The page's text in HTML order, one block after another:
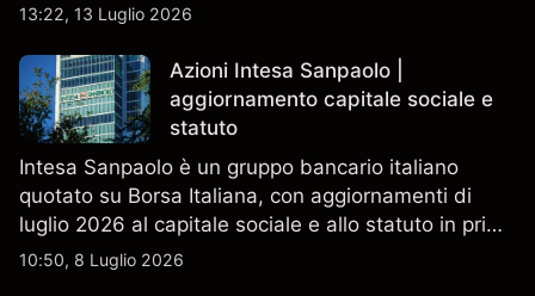
13:22, 13 Luglio 2026
Azioni Intesa Sanpaolo |
aggiornamento capitale sociale e
statuto
Intesa Sanpaolo è un gruppo bancario italiano
quotato su Borsa Italiana, con aggiornamenti di
luglio 2026 al capitale sociale e allo statuto in primo
piano. Esplora i target price ISP di terze parti e
10:50, 8 Luglio 2026